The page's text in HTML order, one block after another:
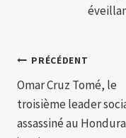
Navigation
de
l’article
PRÉCÉDENT
Omar Cruz Tomé, le
troisième leader
assassiné au